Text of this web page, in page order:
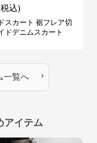
込)
スカート 裾フレア切
ドデニムスカート
一覧へ ›
アイテム